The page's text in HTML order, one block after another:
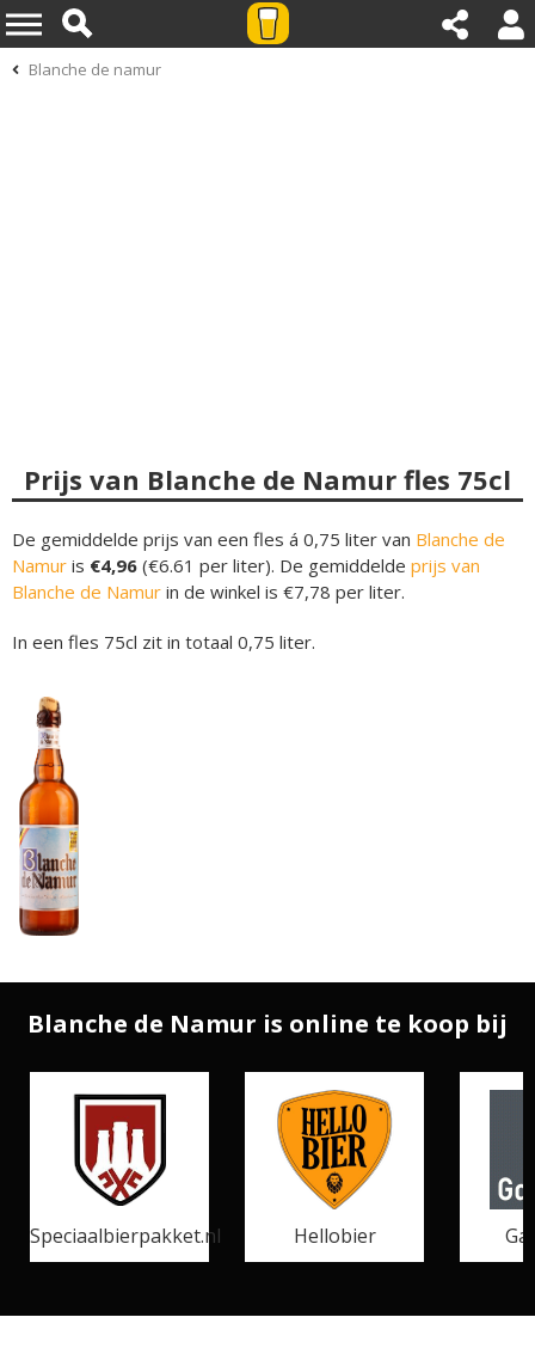
Blanche de namur
Prijs van Blanche de Namur fles 75cl
De gemiddelde prijs van een fles á 0,75 liter van Blanche de
Namur is €4,96 (€6.61 per liter). De gemiddelde prijs van
Blanche de Namur in de winkel is €7,78 per liter.
In een fles 75cl zit in totaal 0,75 liter.
Blanche de Namur is online te koop bij
Speciaalbierpakket.nl Hellobier